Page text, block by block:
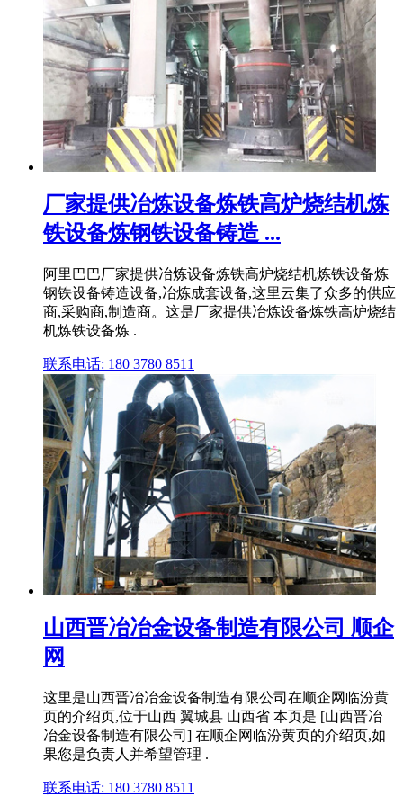
厂家提供冶炼设备炼铁高炉烧结机炼
铁设备炼钢铁设备铸造 ...
阿里巴巴厂家提供冶炼设备炼铁高炉烧结机炼铁设备炼
钢铁设备铸造设备,冶炼成套设备,这里云集了众多的供应
商,采购商,制造商。这是厂家提供冶炼设备炼铁高炉烧结
机炼铁设备炼 .
联系电话: 180 3780 8511
山西晋冶冶金设备制造有限公司 顺企
网
这里是山西晋冶冶金设备制造有限公司在顺企网临汾黄
页的介绍页,位于山西 翼城县 山西省 本页是 [山西晋冶
冶金设备制造有限公司] 在顺企网临汾黄页的介绍页,如
果您是负责人并希望管理 .
联系电话: 180 3780 8511